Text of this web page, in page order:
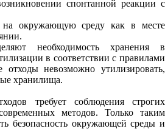
спонтанной реакции с
на окружающую среду как в месте
необходимость хранения в
в соответствии с правилами
отходы невозможно утилизировать,
хранилища.
требует соблюдения строгих
методов. Только таким
безопасность окружающей среды и